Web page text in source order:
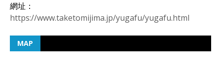
網址：
https://www.taketomijima.jp/yugafu/yugafu.html
MAP